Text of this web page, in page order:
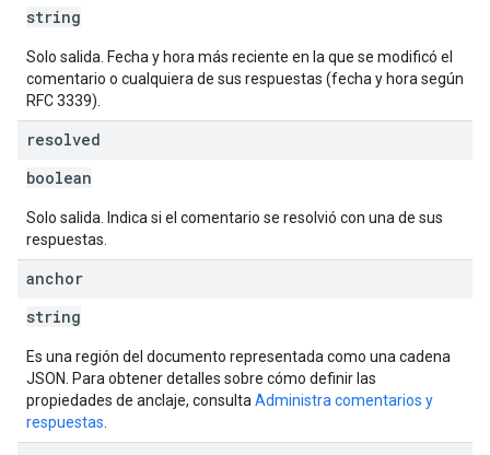
string
Solo salida. Fecha y hora más reciente en la que se modificó el
comentario o cualquiera de sus respuestas (fecha y hora según
RFC 3339).
resolved
boolean
Solo salida. Indica si el comentario se resolvió con una de sus
respuestas.
anchor
string
Es una región del documento representada como una cadena
JSON. Para obtener detalles sobre cómo definir las
propiedades de anclaje, consulta Administra comentarios y
respuestas